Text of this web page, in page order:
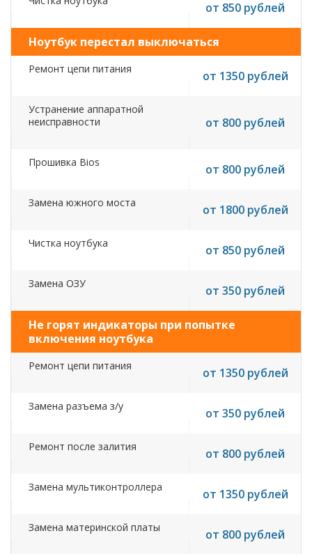
от 850 рублей
Ноутбук перестал выключаться
Ремонт цепи питания от 1350 рублей
Устранение аппаратной
неисправности
от 800 рублей
Прошивка Bios от 800 рублей
Замена южного моста от 1800 рублей
Чистка ноутбука от 850 рублей
Замена ОЗУ от 350 рублей
Не горят индикаторы при попытке
включения ноутбука
Ремонт цепи питания от 1350 рублей
Замена разъема з/у от 350 рублей
Ремонт после залития от 800 рублей
Замена мультиконтроллера от 1350 рублей
Замена материнской платы от 800 рублей